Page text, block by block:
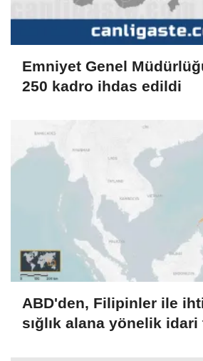
Emniyet Genel
250 kadro ihdas edildi
ABD'den, Filipinler ile
sığlık alana yönelik